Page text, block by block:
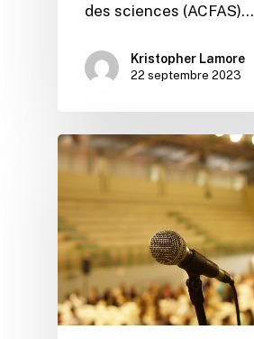
des sciences (ACFAS)…
Kristopher Lamore
22 septembre 2023